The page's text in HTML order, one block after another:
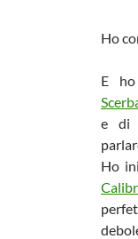
Ho
E
e di
Ho